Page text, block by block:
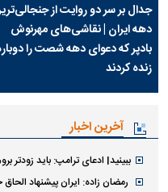
جدال بر سر دو روایت از
دهه ایران | نقاشی‌های مهرنوش
بادپر که دعوای دهه شصت را
زنده کردند
آخرین اخبار
ببینید| ادعای ترامپ: باید
رمضان زاده: ایران پیشنهاد